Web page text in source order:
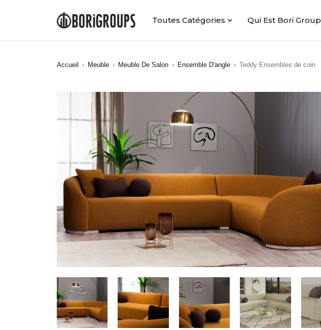
Toutes Catégories Qui Est Bori Group
Accueil › Meuble › Meuble De Salon › Ensemble D'angle › Teddy Ensembles de coin